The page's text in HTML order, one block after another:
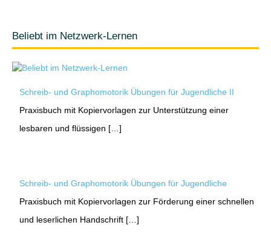
Beliebt im Netzwerk-Lernen
Schreib- und Graphomotorik Übungen für Jugendliche II
Praxisbuch mit Kopiervorlagen zur Unterstützung einer
lesbaren und flüssigen […]
Schreib- und Graphomotorik Übungen für Jugendliche
Praxisbuch mit Kopiervorlagen zur Förderung einer schnellen
und leserlichen Handschrift […]